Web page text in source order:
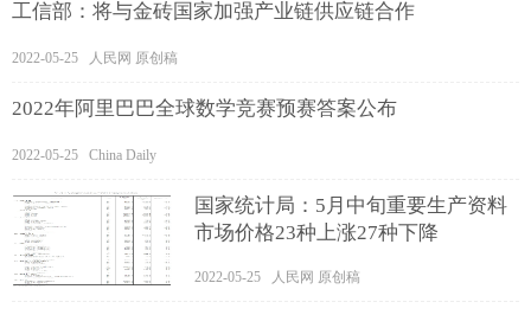
工信部：将与金砖国家加强产业链供应链合作
2022-05-25 人民网 原创稿
2022年阿里巴巴全球数学竞赛预赛答案公布
2022-05-25 China Daily
国家统计局：5月中旬重要生产资料
市场价格23种上涨27种下降
2022-05-25 人民网 原创稿